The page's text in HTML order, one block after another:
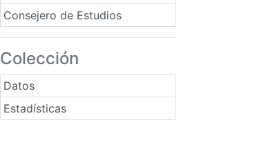
Consejero de Estudios
Colección
Datos
Estadísticas